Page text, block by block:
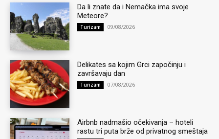
Da li znate da i Nemačka ima svoje
Meteore?
Turizam 09/08/2026
Delikates sa kojim Grci započinju i
završavaju dan
Turizam 07/08/2026
Airbnb nadmašio očekivanja – hoteli
rastu tri puta brže od privatnog smeštaja